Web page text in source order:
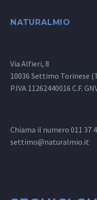
NATURALMIO
Via Alfieri, 8
10036 Settimo Torinese
P.IVA 11262440016 C.F.
Chiama il numero 011 37
settimo@naturalmio.it